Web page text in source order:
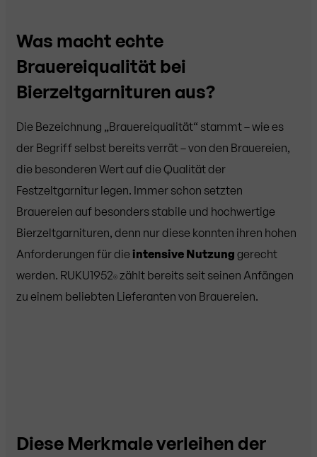
Was macht echte
Brauereiqualität bei
Bierzeltgarnituren aus?
Die Bezeichnung „Brauereiqualität“ stammt – wie es
der Begriff selbst bereits verrät – von den Brauereien,
die besonderen Wert auf die Qualität der
Festzeltgarnitur legen. Immer schon setzten
Brauereien auf besonders stabile und hochwertige
Bierzeltgarnituren, denn nur diese konnten ihren hohen
Anforderungen für die intensive Nutzung gerecht
werden. RUKU1952® zählt bereits seit seinen Anfängen
zu einem beliebten Lieferanten von Brauereien.
Diese Merkmale verleihen der